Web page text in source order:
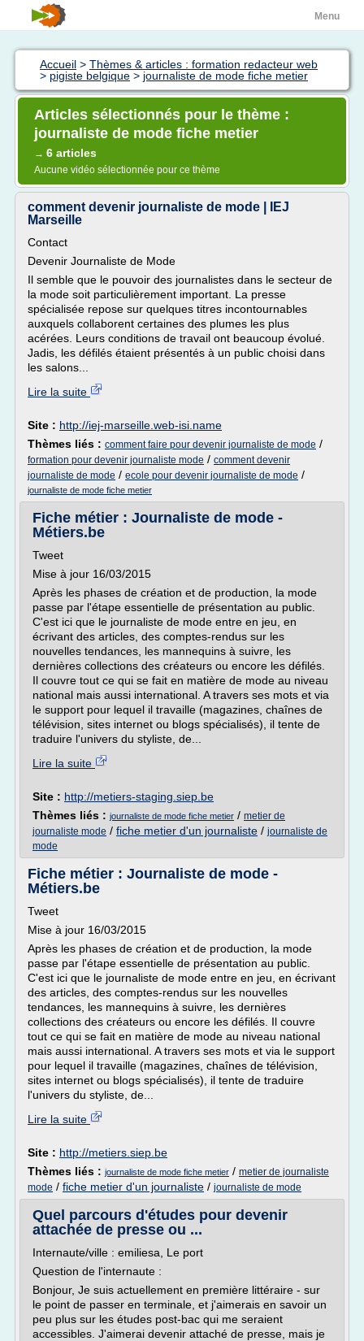
Menu
Accueil > Thèmes & articles : formation redacteur web
> pigiste belgique > journaliste de mode fiche metier
Articles sélectionnés pour le thème :
journaliste de mode fiche metier
→ 6 articles
Aucune vidéo sélectionnée pour ce thème
comment devenir journaliste de mode | IEJ
Marseille
Contact
Devenir Journaliste de Mode
Il semble que le pouvoir des journalistes dans le secteur de
la mode soit particulièrement important. La presse
spécialisée repose sur quelques titres incontournables
auxquels collaborent certaines des plumes les plus
acérées. Leurs conditions de travail ont beaucoup évolué.
Jadis, les défilés étaient présentés à un public choisi dans
les salons...
Lire la suite
Site : http://iej-marseille.web-isi.name
Thèmes liés : comment faire pour devenir journaliste de mode /
formation pour devenir journaliste mode / comment devenir
journaliste de mode / ecole pour devenir journaliste de mode /
journaliste de mode fiche metier
Fiche métier : Journaliste de mode -
Métiers.be
Tweet
Mise à jour 16/03/2015
Après les phases de création et de production, la mode
passe par l'étape essentielle de présentation au public.
C'est ici que le journaliste de mode entre en jeu, en
écrivant des articles, des comptes-rendus sur les
nouvelles tendances, les mannequins à suivre, les
dernières collections des créateurs ou encore les défilés.
Il couvre tout ce qui se fait en matière de mode au niveau
national mais aussi international. A travers ses mots et via
le support pour lequel il travaille (magazines, chaînes de
télévision, sites internet ou blogs spécialisés), il tente de
traduire l'univers du styliste, de...
Lire la suite
Site : http://metiers-staging.siep.be
Thèmes liés : journaliste de mode fiche metier / metier de
journaliste mode / fiche metier d'un journaliste / journaliste de
mode
Fiche métier : Journaliste de mode -
Métiers.be
Tweet
Mise à jour 16/03/2015
Après les phases de création et de production, la mode
passe par l'étape essentielle de présentation au public.
C'est ici que le journaliste de mode entre en jeu, en écrivant
des articles, des comptes-rendus sur les nouvelles
tendances, les mannequins à suivre, les dernières
collections des créateurs ou encore les défilés. Il couvre
tout ce qui se fait en matière de mode au niveau national
mais aussi international. A travers ses mots et via le support
pour lequel il travaille (magazines, chaînes de télévision,
sites internet ou blogs spécialisés), il tente de traduire
l'univers du styliste, de...
Lire la suite
Site : http://metiers.siep.be
Thèmes liés : journaliste de mode fiche metier / metier de journaliste
mode / fiche metier d'un journaliste / journaliste de mode
Quel parcours d'études pour devenir
attachée de presse ou ...
Internaute/ville : emiliesa, Le port
Question de l'internaute :
Bonjour, Je suis actuellement en première littéraire - sur
le point de passer en terminale, et j'aimerais en savoir un
peu plus sur les études post-bac qui me seraient
accessibles. J'aimerai devenir attaché de presse, mais je